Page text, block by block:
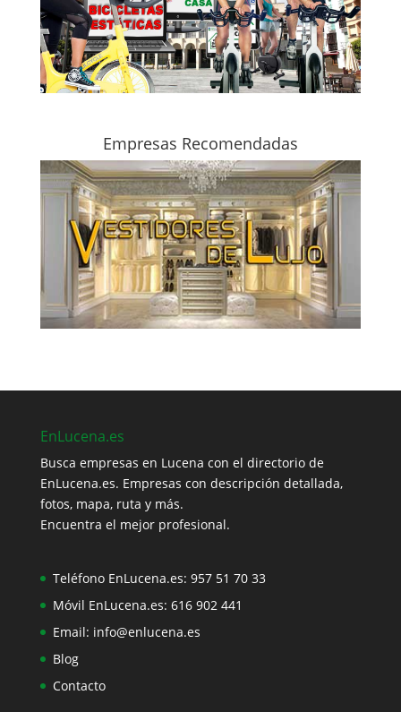
Empresas Recomendadas
EnLucena.es
Busca empresas en Lucena con el directorio de
EnLucena.es. Empresas con descripción detallada,
fotos, mapa, ruta y más.
Encuentra el mejor profesional.
Teléfono EnLucena.es: 957 51 70 33
Móvil EnLucena.es: 616 902 441
Email: info@enlucena.es
Blog
Contacto